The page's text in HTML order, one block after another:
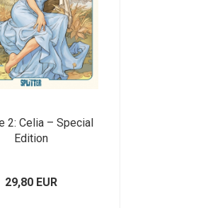
2: Celia – Special
Edition
29,80 EUR